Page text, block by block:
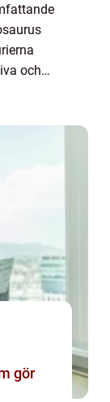
och